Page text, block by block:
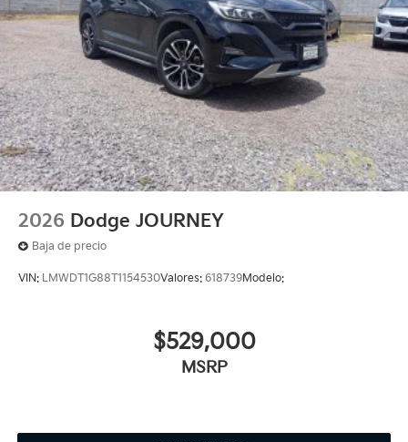
2026 Dodge JOURNEY
Baja de precio
VIN: LMWDT1G88T1154530Valores: 618739Modelo:
$529,000
MSRP